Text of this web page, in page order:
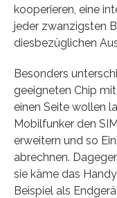
kooperieren, eine
jeder zwanzigsten
diesbezüglichen
Besonders
geeigneten Chip
einen Seite wollen
Mobilfunker den
erweitern und so
abrechnen.
sie käme das
Beispiel als